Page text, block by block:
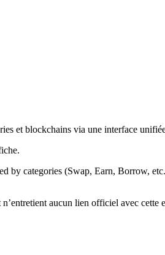
et blockchains via une interface
categories (Swap, Earn, Borrow,
aucun lien officiel avec